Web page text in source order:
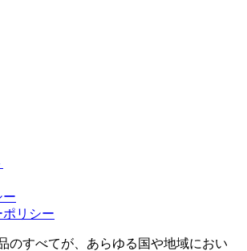
ー
リシー
のすべてが、あらゆる国や地域におい